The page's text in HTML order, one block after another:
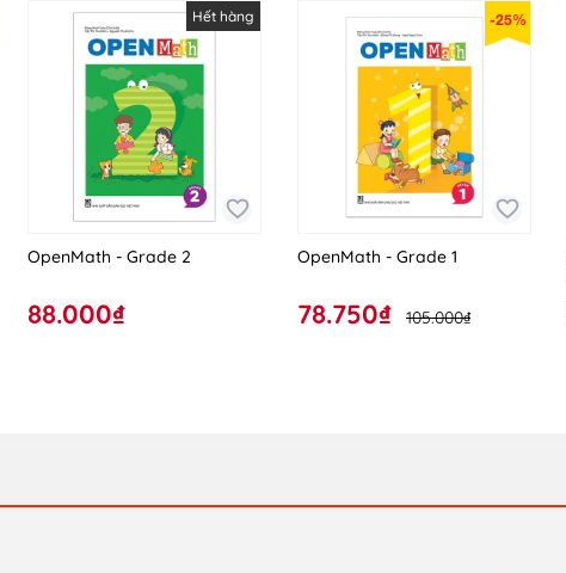
Hết hàng
OpenMath - Grade 2
88.000₫
-25%
OpenMath - Grade 1
78.750₫ 105.000₫